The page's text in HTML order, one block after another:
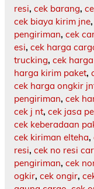
resi, cek barang,
cek biaya kirim jne,
pengiriman, cek
esi, cek harga
trucking, cek
harga kirim paket,
cek harga ongkir
pengiriman, cek
cek j nt, cek jasa
cek keberadaan
cek kiriman elteha,
resi, cek no resi
pengiriman, cek
ogkir, cek ongir,